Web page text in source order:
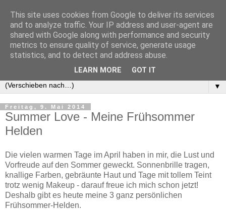
▼
Freitag, 9. Mai 2014
Summer Love - Meine Frühsommer
Helden
Die vielen warmen Tage im April haben in mir, die Lust und
Vorfreude auf den Sommer geweckt. Sonnenbrille tragen,
knallige Farben, gebräunte Haut und Tage mit tollem Teint
trotz wenig Makeup - darauf freue ich mich schon jetzt!
Deshalb gibt es heute meine 3 ganz persönlichen
Frühsommer-Helden.
This site uses cookies from Google to deliver its services
and to analyze traffic. Your IP address and user-agent are
shared with Google along with performance and security
metrics to ensure quality of service, generate usage
statistics, and to detect and address abuse.
LEARN MORE GOT IT